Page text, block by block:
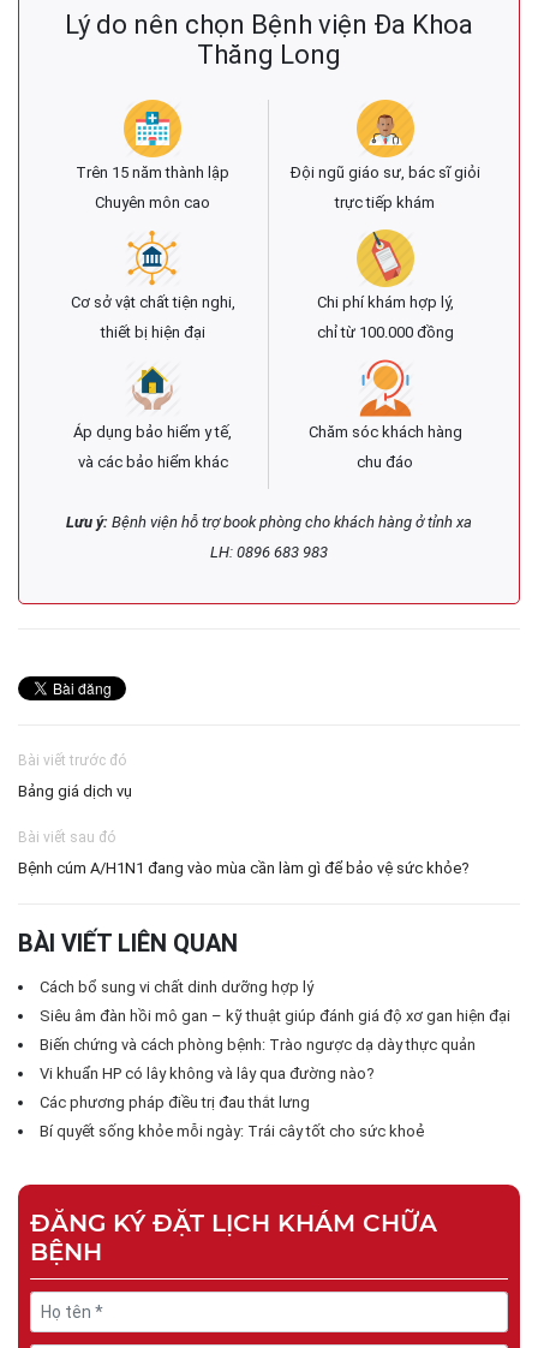
Lý do nên chọn Bệnh viện Đa Khoa
Thăng Long
Trên 15 năm thành lập
Chuyên môn cao
Đội ngũ giáo sư, bác sĩ giỏi
trực tiếp khám
Cơ sở vật chất tiện nghi,
thiết bị hiện đại
Chi phí khám hợp lý,
chỉ từ 100.000 đồng
Áp dụng bảo hiểm y tế,
và các bảo hiểm khác
Chăm sóc khách hàng
chu đáo
Lưu ý: Bệnh viện hỗ trợ book phòng cho khách hàng ở tỉnh xa
LH: 0896 683 983
Bài viết trước đó
Bảng giá dịch vụ
Bài viết sau đó
Bệnh cúm A/H1N1 đang vào mùa cần làm gì để bảo vệ sức khỏe?
BÀI VIẾT LIÊN QUAN
Cách bổ sung vi chất dinh dưỡng hợp lý
Siêu âm đàn hồi mô gan – kỹ thuật giúp đánh giá độ xơ gan hiện đại
Biến chứng và cách phòng bệnh: Trào ngược dạ dày thực quản
Vi khuẩn HP có lây không và lây qua đường nào?
Các phương pháp điều trị đau thắt lưng
Bí quyết sống khỏe mỗi ngày: Trái cây tốt cho sức khoẻ
ĐĂNG KÝ ĐẶT LỊCH KHÁM CHỮA
BỆNH